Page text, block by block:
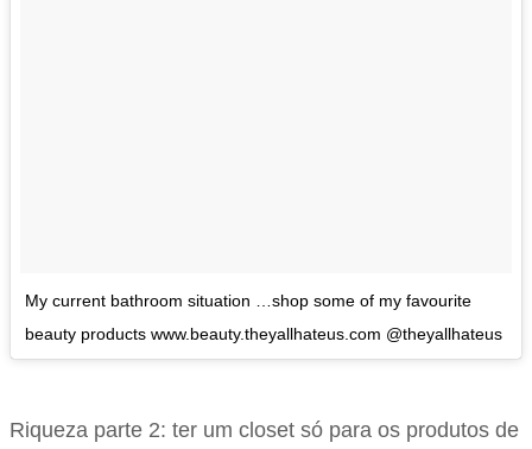
My current bathroom situation …shop some of my favourite
beauty products www.beauty.theyallhateus.com @theyallhateus
Riqueza parte 2: ter um closet só para os produtos de